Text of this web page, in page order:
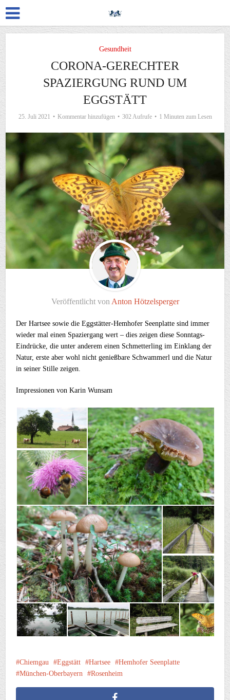
Gesundheit
CORONA-GERECHTER
SPAZIERGUNG RUND UM
EGGSTÄTT
25. Juli 2021 Kommentar hinzufügen 302 Aufrufe 1 Minuten zum Lesen
Veröffentlicht von Anton Hötzelsperger
Der Hartsee sowie die Eggstätter-Hemhofer Seenplatte sind immer
wieder mal einen Spaziergang wert – dies zeigen diese Sonntags-
Eindrücke, die unter anderem einen Schmetterling im Einklang der
Natur, erste aber wohl nicht genießbare Schwammerl und die Natur
in seiner Stille zeigen.
Impressionen von Karin Wunsam
Chiemgau Eggstätt Hartsee
Hemhofer Seenplatte
München-Oberbayern
Rosenheim